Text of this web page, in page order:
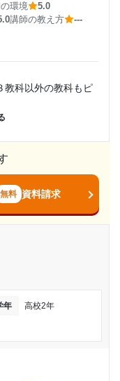
のテストも良い点
策や定期テスト対
私の場合は振替授
た。コロナ対策で
かったため、自習
、ご飯などをすぐ
地が良く通いやす
のサポートは先生
から声かけをして
のの、面談が終わ
環境
5.0
講師の教え方 ---
教科以外の教科もピ
かと思う。設備費も
確実に損。
由に使えるものが
も食べられる。
、コンビニもあ
無料 資料請求
年
高校2年